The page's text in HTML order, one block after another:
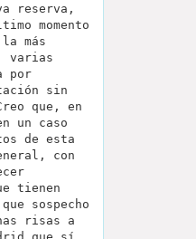
reserva,
momento
más
varias
por
sin
que, en
un caso
de esta
con
tienen
sospecho
risas a